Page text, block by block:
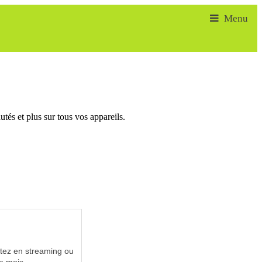
et plus sur tous vos appareils.
en streaming ou